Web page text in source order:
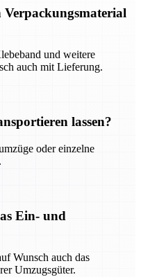
und weitere
auch mit Lieferung.
lassen?
oder einzelne
Ein- und
Wunsch auch das
Umzugsgüter.